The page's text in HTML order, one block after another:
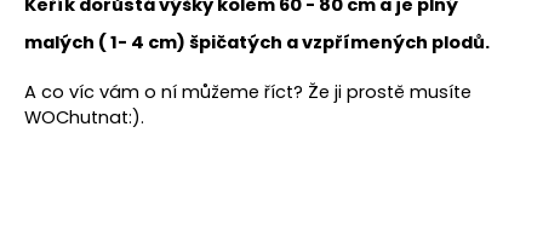
Keřík dorůstá výšky kolem 60 - 80 cm a je plný
malých ( 1- 4 cm) špičatých a vzpřímených plodů.
A co víc vám o ní můžeme říct? Že ji prostě musíte
WOChutnat:).